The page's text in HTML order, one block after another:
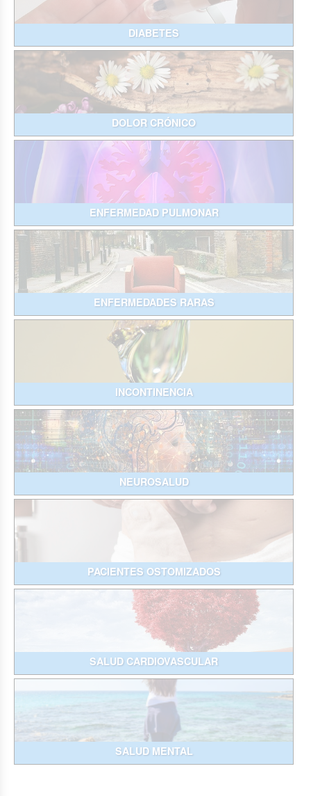
DIABETES
DOLOR CRÓNICO
ENFERMEDAD PULMONAR
ENFERMEDADES RARAS
INCONTINENCIA
NEUROSALUD
PACIENTES OSTOMIZADOS
SALUD CARDIOVASCULAR
SALUD MENTAL